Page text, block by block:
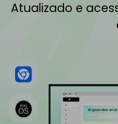
Atualizado e